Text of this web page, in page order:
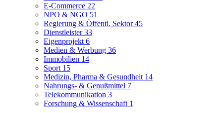
E-Commerce 22
NPO & NGO 51
Regierung & Öffentl. Sektor45
Dienstleister33
Eigenprojekt 6
Medien & Werbung 36
Immobilien 14
Sport 15
Medizin, Pharma & Gesundheit 14
Nahrungs- & Genußmittel 7
Telekommunikation 3
Forschung & Wissenschaft 1